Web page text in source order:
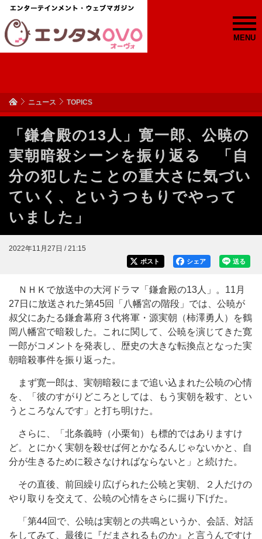
MENU
ニュース TOPICS
「鎌倉殿の13人」寛一郎、公暁の
実朝暗殺シーンを振り返る 「自
分の犯したことの重大さに気づい
ていく、というつもりでやって
いました」
2022年11月27日 / 21:15
送る
シェア
ポスト
ＮＨＫで放送中の大河ドラマ「鎌倉殿の13人」。11月
27日に放送された第45回「八幡宮の階段」では、公暁が
叔父にあたる鎌倉幕府３代将軍・源実朝（柿澤勇人）を鶴
岡八幡宮で暗殺した。これに関して、公暁を演じてきた寛
一郎がコメントを発表し、歴史の大きな転換点となった実
朝暗殺事件を振り返った。
まず寛一郎は、実朝暗殺にまで追い込まれた公暁の心情
を、「彼のすがりどころとしては、もう実朝を殺す、とい
うところなんです」と打ち明けた。
さらに、「北条義時（小栗旬）も標的ではありますけ
ど。とにかく実朝を殺せば何とかなるんじゃないかと、自
分が生きるために殺さなければならないと」と続けた。
その直後、前回繰り広げられた公暁と実朝、２人だけの
やり取りを交えて、公暁の心情をさらに掘り下げた。
「第44回で、公暁は実朝との共鳴というか、会話、対話
をしてみて、最後に『だまされるものか』と言うんですけ